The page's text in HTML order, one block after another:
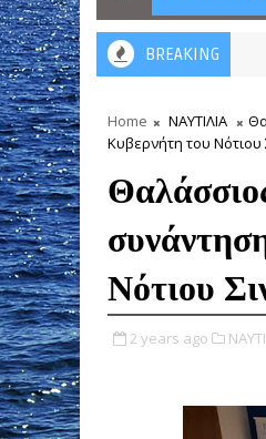
BREAKING
Home ΝΑΥΤΙΛΙΑ
Κυβερνήτη του Νότιου
Νότιου
2 years ago